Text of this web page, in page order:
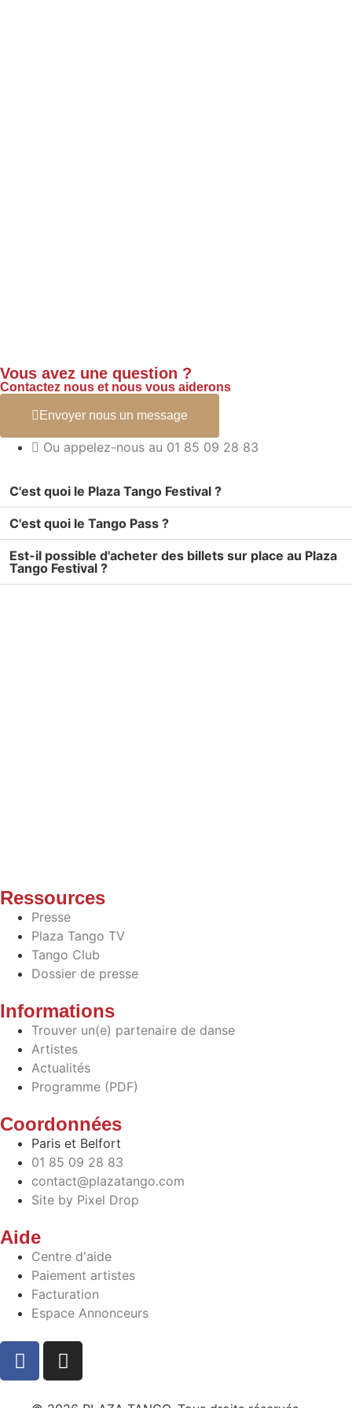
Vous avez une question ?
Contactez nous et nous vous aiderons
Envoyer nous un message
Ou appelez-nous au 01 85 09 28 83
C'est quoi le Plaza Tango Festival ?
C'est quoi le Tango Pass ?
Est-il possible d'acheter des billets sur place au Plaza
Tango Festival ?
Ressources
Presse
Plaza Tango TV
Tango Club
Dossier de presse
Informations
Trouver un(e) partenaire de danse
Artistes
Actualités
Programme (PDF)
Coordonnées
Paris et Belfort
01 85 09 28 83
contact@plazatango.com
Site by Pixel Drop
Aide
Centre d'aide
Paiement artistes
Facturation
Espace Annonceurs